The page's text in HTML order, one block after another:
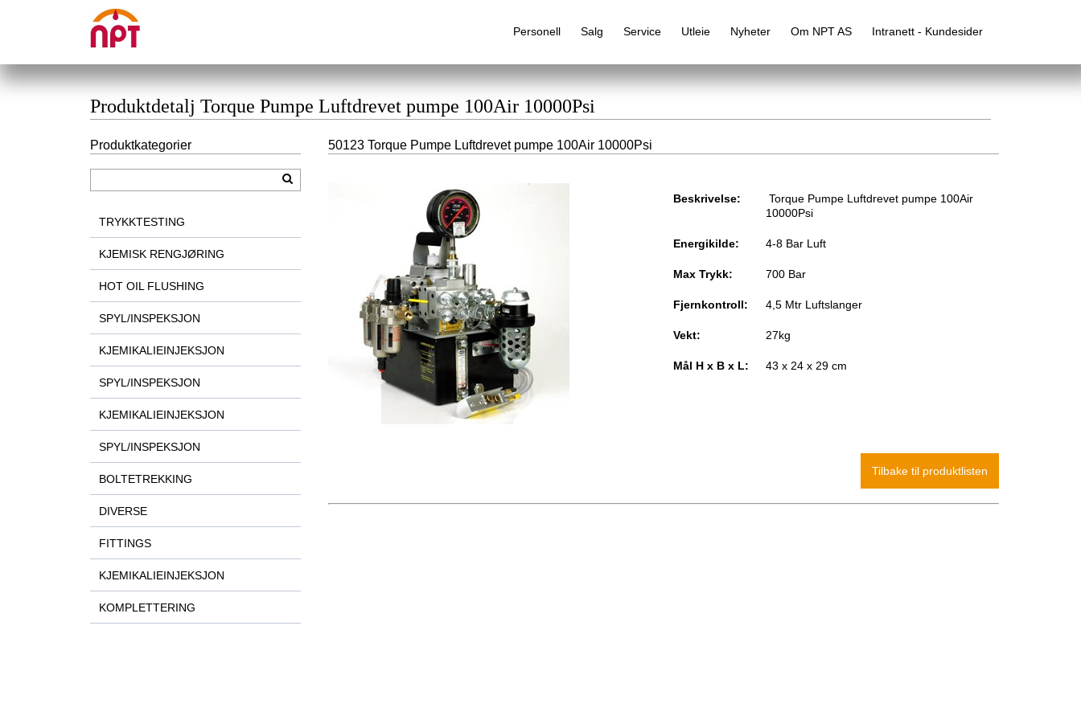
Personell Salg Service Utleie
Alfabetisk produktregister
Nyheter Om NPT AS Intranett - Kundesider
Produktdetalj Torque Pumpe Luftdrevet pumpe 100Air 10000Psi
50123 Torque Pumpe Luftdrevet pumpe 100Air 10000Psi
Beskrivelse:
Torque Pumpe Luftdrevet pumpe 100Air
10000Psi
Energikilde: 4-8 Bar Luft
Max Trykk: 700 Bar
Fjernkontroll: 4,5 Mtr Luftslanger
Vekt: 27kg
Mål H x B x L: 43 x 24 x 29 cm
Produktkategorier
TRYKKTESTING
KJEMISK RENGJØRING
HOT OIL FLUSHING
SPYL/INSPEKSJON
KJEMIKALIEINJEKSJON
SPYL/INSPEKSJON
KJEMIKALIEINJEKSJON
SPYL/INSPEKSJON
BOLTETREKKING
DIVERSE
FITTINGS
KJEMIKALIEINJEKSJON
KOMPLETTERING